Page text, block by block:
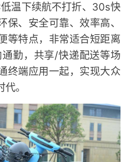
温下续航不打折、30s快
保、安全可靠、效率高、
等特点，非常适合短距离
勤，共享/快递配送等场
终端应用一起，实现大众
。